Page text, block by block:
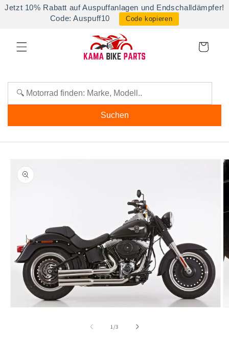
Jetzt 10% Rabatt auf Auspuffanlagen und Endschalldämpfer!
Code: Auspuff10
Code kopieren
Direkt
zum
Warenkorb
Suchen
1/von
3